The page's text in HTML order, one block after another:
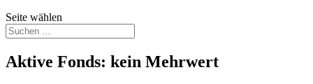
Seite wählen
Aktive Fonds: kein Mehrwert